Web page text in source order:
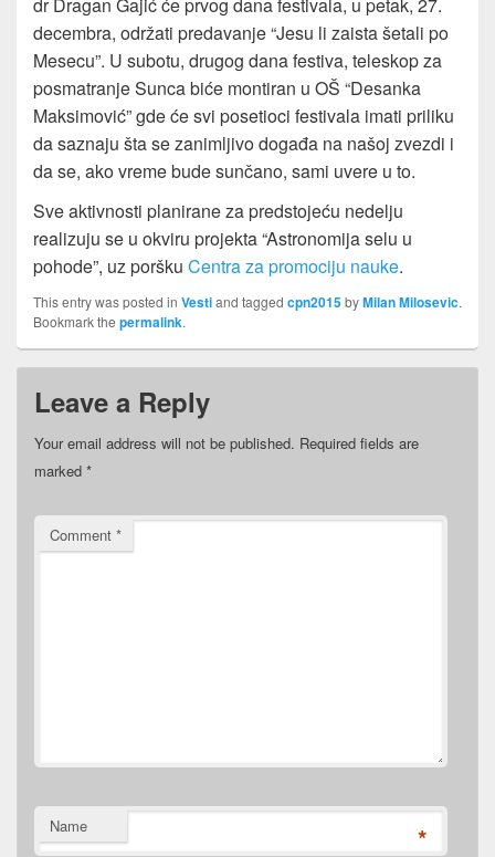
decembra, održati predavanje “Jesu li zaista šetali po
Mesecu”. U subotu, drugog dana festiva, teleskop za
posmatranje Sunca biće montiran u OŠ “Desanka
Maksimović” gde će svi posetioci festivala imati priliku
da saznaju šta se zanimljivo događa na našoj zvezdi i
da se, ako vreme bude sunčano, sami uvere u to.
Sve aktivnosti planirane za predstojeću nedelju
realizuju se u okviru projekta “Astronomija selu u
pohode”, uz poršku Centra za promociju nauke.
This entry was posted in Vestiand tagged cpn2015byMilan Milosevic.
Bookmark the permalink.
Leave a Reply
Your email address will not be published. Required fields are
marked *
Comment *
Name *